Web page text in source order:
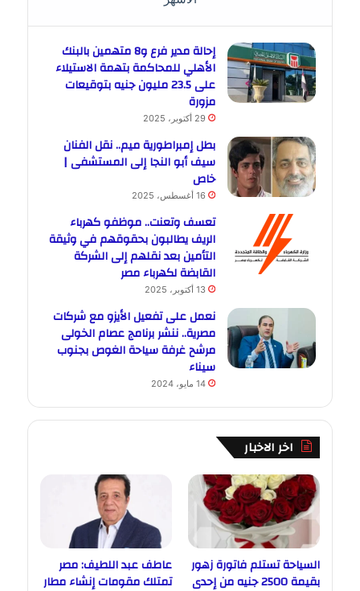
إحالة مدير فرع و8 متهمين بالبنك
الأهلي للمحاكمة بتهمة الاستيلاء
على 23.5 مليون جنيه بتوقيعات
مزورة
29 أكتوبر، 2025
بطل إمبراطورية ميم.. نقل الفنان
سيف أبو النجا إلى المستشفى |
خاص
16 أغسطس، 2025
تعسف وتعنت.. موظفو كهرباء
الريف يطالبون بحقوقهم في وثيقة
التأمين بعد نقلهم إلى الشركة
القابضة لكهرباء مصر
13 أكتوبر، 2025
نعمل على تفعيل الأيزو مع شركات
مصرية.. ننشر برنامج عصام الخولى
مرشح غرفة سياحة الغوص بجنوب
سيناء
14 مايو، 2024
اخر الاخبار
السياحة تستلم فاتورة زهور
بقيمة 2500 جنيه من إحدى
عاطف عبد اللطيف: مصر
تمتلك مقومات إنشاء مطار